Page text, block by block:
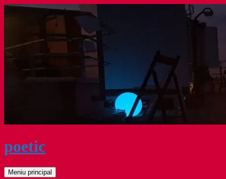
Sari
poetic
Caută
Meniu principal